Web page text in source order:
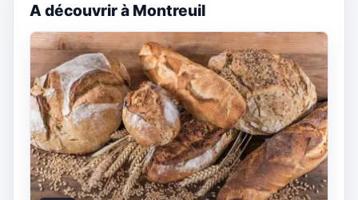
A découvrir à Montreuil